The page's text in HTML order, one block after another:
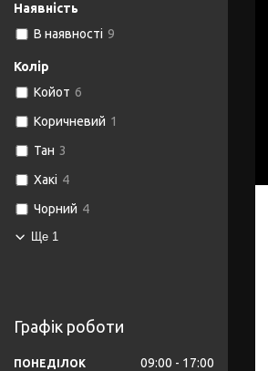
Наявність
В наявності 9
Колір
Койот 6
Коричневий 1
Тан 3
Хакі 4
Чорний 4
Ще 1
Графік роботи
ПОНЕДІЛОК 09:00 17:00